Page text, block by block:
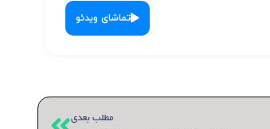
تماشای ویدئو
مطلب بعدیبعدی